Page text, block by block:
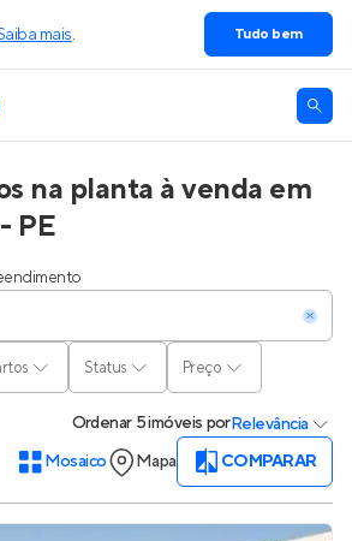
mais. Tudo bem
na planta à venda em
PE
Status Preço
Ordenar 5 imóveis porRelevância
Mosaico
Mapa COMPARAR